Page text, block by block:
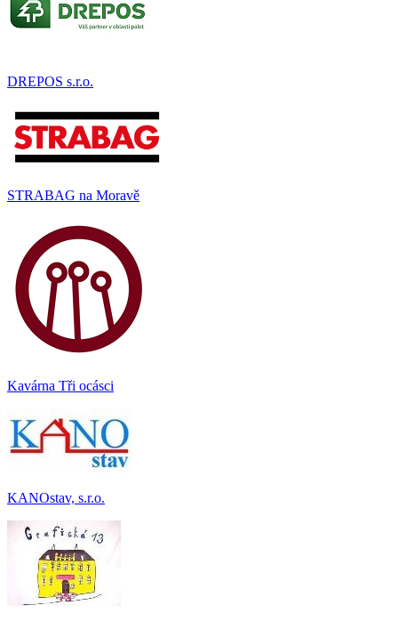
DREPOS s.r.o.
STRABAG na Moravě
Kavárna Tři ocásci
KANOstav, s.r.o.